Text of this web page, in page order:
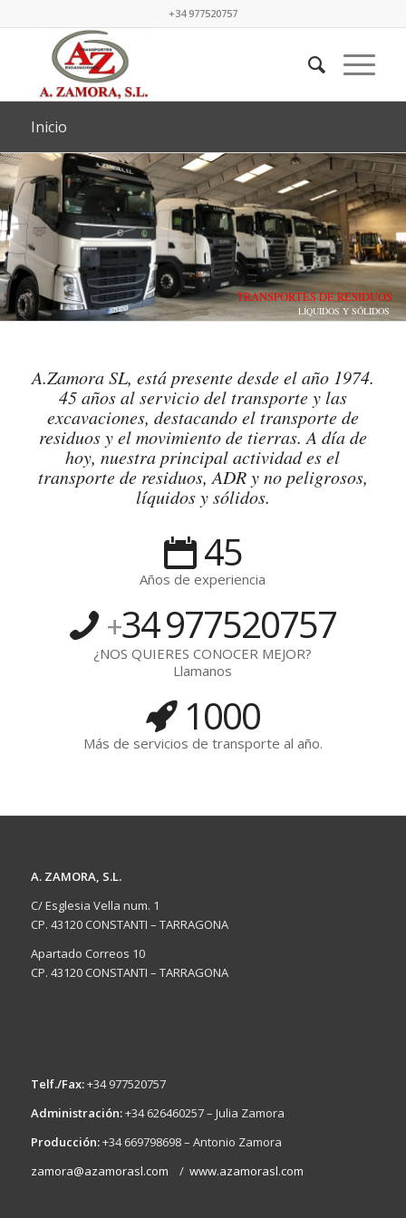
+34 977520757
Inicio
TRANSPORTES DE RESIDUOS
LÍQUIDOS Y SÓLIDOS
A.Zamora SL, está presente desde el año 1974.
45 años al servicio del transporte y las
excavaciones, destacando el transporte de
residuos y el movimiento de tierras. A día de
hoy, nuestra principal actividad es el
transporte de residuos, ADR y no peligrosos,
líquidos y sólidos.
45
Años de experiencia
+34977520757
¿NOS QUIERES CONOCER MEJOR?
Llamanos
1000
Más de servicios de transporte al año.
A. ZAMORA, S.L.
C/ Esglesia Vella num. 1
CP. 43120 CONSTANTI – TARRAGONA
Apartado Correos 10
CP. 43120 CONSTANTI – TARRAGONA
Telf./Fax:+34 977520757
Administración:+34 626460257 – Julia Zamora
Producción:+34 669798698 – Antonio Zamora
zamora@azamorasl.com / www.azamorasl.com